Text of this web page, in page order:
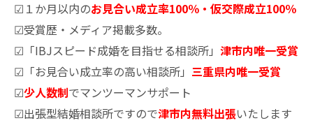
☑１か月以内のお見合い成立率100％・仮交際成立100％
☑受賞歴・メディア掲載多数。
☑「IBJスピード成婚を目指せる相談所」 津市内唯一受賞
☑「お見合い成立率の高い相談所」 三重県内唯一受賞
☑少人数制でマンツーマンサポート
☑出張型結婚相談所ですので津市内無料出張いたします